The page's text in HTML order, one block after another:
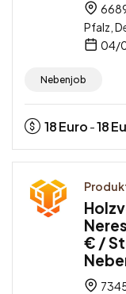
Pfalz,
04/
Nebenjob
18Euro -18
€ /